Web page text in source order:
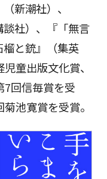
新潮社）、
談社）、『「無言
と銃』（集英
童出版文化賞、
7回信毎賞を受
池寛賞を受賞。